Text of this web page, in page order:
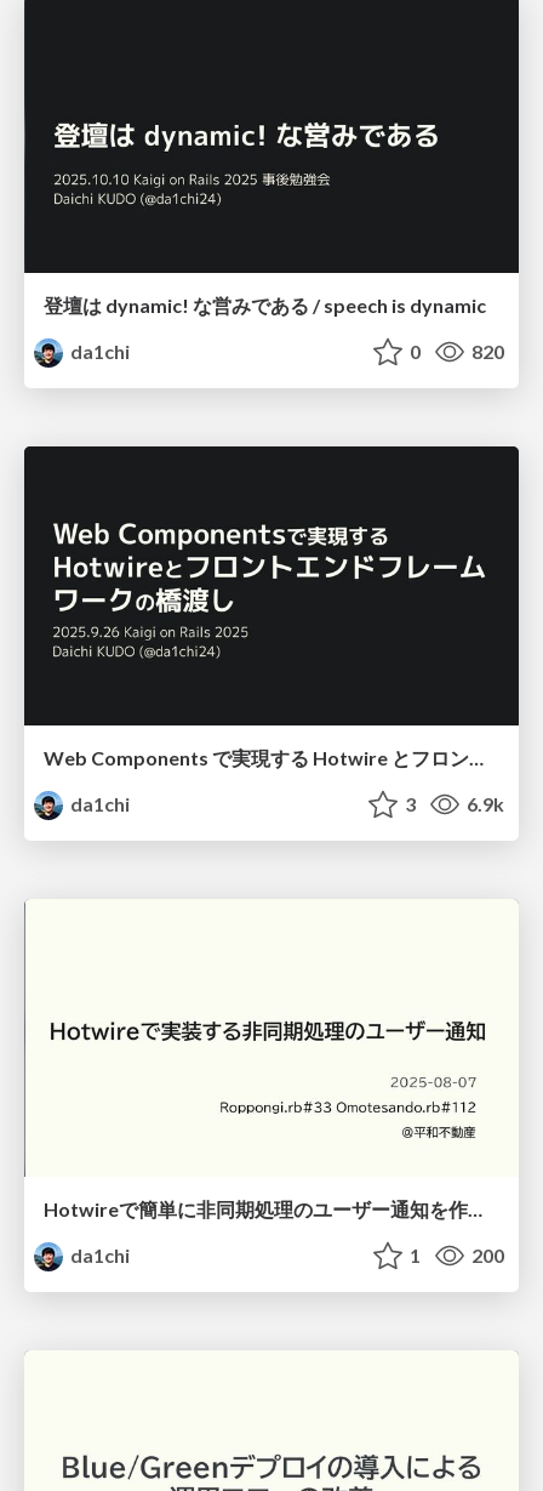
登壇は dynamic! な営みである / speech is dynamic
da1chi
0 820
Web Components で実現する Hotwire とフロントエンドフレームワークの橋渡し / Bridging with Web Components
da1chi
3 6.9k
Hotwireで簡単に非同期処理のユーザー通知を作る / broadcast using Turbo
da1chi
1 200